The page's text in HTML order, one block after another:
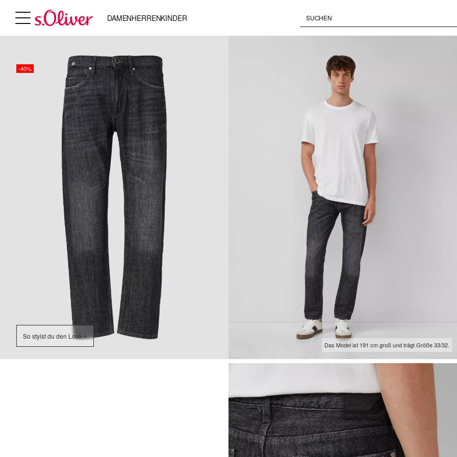
DAMENHERRENKINDER
-40%
So stylst du den Look
Das Model ist 191 cm groß und trägt Größe 33/32.